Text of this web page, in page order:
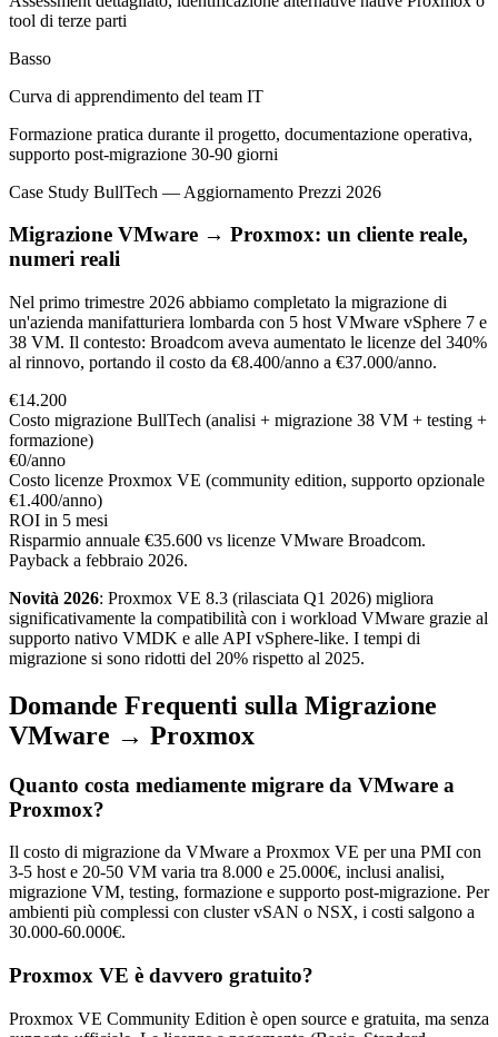
tool di terze parti
Basso
Curva di apprendimento del team IT
Formazione pratica durante il progetto, documentazione operativa,
supporto post-migrazione 30-90 giorni
Case Study BullTech — Aggiornamento Prezzi 2026
Migrazione VMware → Proxmox: un cliente reale,
numeri reali
Nel primo trimestre 2026 abbiamo completato la migrazione di
un'azienda manifatturiera lombarda con 5 host VMware vSphere 7 e
38 VM. Il contesto: Broadcom aveva aumentato le licenze del 340%
al rinnovo, portando il costo da €8.400/anno a €37.000/anno.
€14.200
Costo migrazione BullTech (analisi + migrazione 38 VM + testing +
formazione)
€0/anno
Costo licenze Proxmox VE (community edition, supporto opzionale
€1.400/anno)
ROI in 5 mesi
Risparmio annuale €35.600 vs licenze VMware Broadcom.
Payback a febbraio 2026.
Novità 2026: Proxmox VE 8.3 (rilasciata Q1 2026) migliora
significativamente la compatibilità con i workload VMware grazie al
supporto nativo VMDK e alle API vSphere-like. I tempi di
migrazione si sono ridotti del 20% rispetto al 2025.
Domande Frequenti sulla Migrazione
VMware → Proxmox
Quanto costa mediamente migrare da VMware a
Proxmox?
Il costo di migrazione da VMware a Proxmox VE per una PMI con
3-5 host e 20-50 VM varia tra 8.000 e 25.000€, inclusi analisi,
migrazione VM, testing, formazione e supporto post-migrazione. Per
ambienti più complessi con cluster vSAN o NSX, i costi salgono a
30.000-60.000€.
Proxmox VE è davvero gratuito?
Proxmox VE Community Edition è open source e gratuita, ma senza